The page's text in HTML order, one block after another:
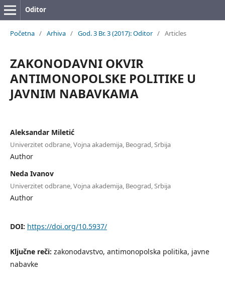
Oditor
Početna / Arhiva / God. 3 Br. 3 (2017): Oditor / Articles
ZAKONODAVNI OKVIR
ANTIMONOPOLSKE POLITIKE U
JAVNIM NABAVKAMA
Aleksandar Miletić
Univerzitet odbrane, Vojna akademija, Beograd, Srbija
Author
Neda Ivanov
Univerzitet odbrane, Vojna akademija, Beograd, Srbija
Author
DOI: https://doi.org/10.5937/
Ključne reči: zakonodavstvo, antimonopolska politika, javne
nabavke